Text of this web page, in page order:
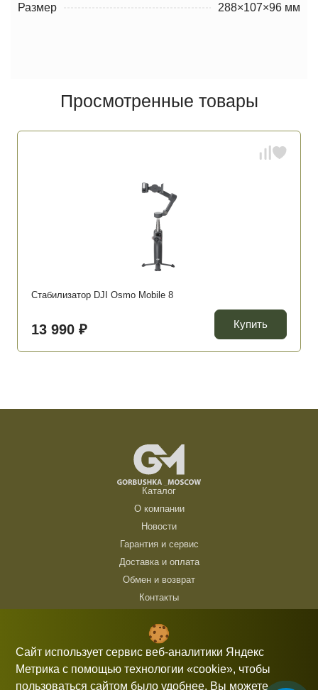
Размер 288×107×96 мм
Просмотренные товары
Стабилизатор DJI Osmo Mobile 8
13 990 ₽ Купить
Каталог
О компании
Новости
Гарантия и сервис
Доставка и оплата
Обмен и возврат
Контакты
10:00 — 21:00 без выходных
Сайт использует сервис веб-аналитики Яндекс
Метрика с помощью технологии «cookie», чтобы
пользоваться сайтом было удобнее. Вы можете